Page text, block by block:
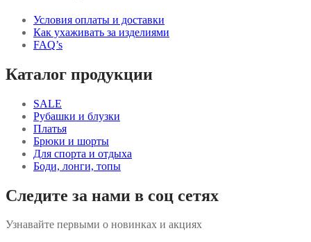
из
футера
с
меланж
Условия оплаты и доставки
Как ухаживать за изделиями
FAQ’s
Каталог продукции
SALE
Рубашки и блузки
Платья
Брюки и шорты
Для спорта и отдыха
Боди, лонги, топы
Следите за нами в соц сетях
Узнавайте первыми о новинках и акциях